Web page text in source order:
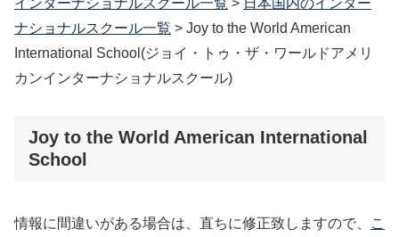
ナショナルスクール一覧 > Joy to the World American
International School(ジョイ・トゥ・ザ・ワールドアメリ
カンインターナショナルスクール)
Joy to the World American International
School
情報に間違いがある場合は、直ちに修正致しますので、
こ